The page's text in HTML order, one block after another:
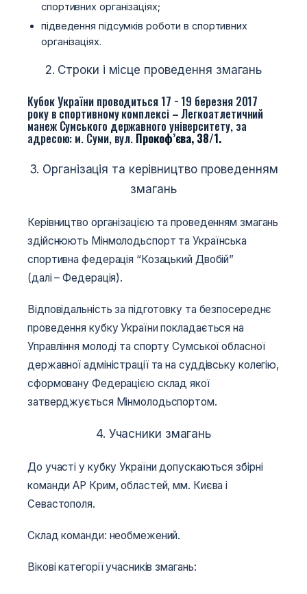
спортивних організаціях;
підведення підсумків роботи в спортивних
організаціях.
2. Строки і місце проведення змагань
Кубок України проводиться 17 − 19 березня 2017
року в спортивному комплексі – Легкоатлетичний
манеж Сумського державного університету, за
адресою: м. Суми, вул. Прокоф’єва, 38/1.
3. Організація та керівництво проведенням
змагань
Керівництво організацією та проведенням змагань
здійснюють Мінмолодьспорт та Українська
спортивна федерація “Козацький Двобій”
(далі – Федерація).
Відповідальність за підготовку та безпосереднє
проведення кубку України покладається на
Управління молоді та спорту Сумської обласної
державної адміністрації та на суддівську колегію,
сформовану Федерацією склад якої
затверджується Мінмолодьспортом.
4. Учасники змагань
До участі у кубку України допускаються збірні
команди АР Крим, областей, мм. Києва і
Севастополя.
Склад команди: необмежений.
Вікові категорії учасників змагань: